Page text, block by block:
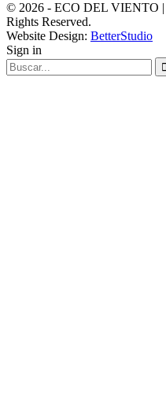
© 2026 - ECO DEL
Rights Reserved.
Website Design: BetterStudio
Sign in